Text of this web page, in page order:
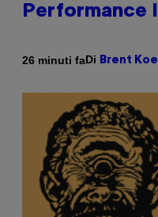
Performance
26 minuti faDi Brent